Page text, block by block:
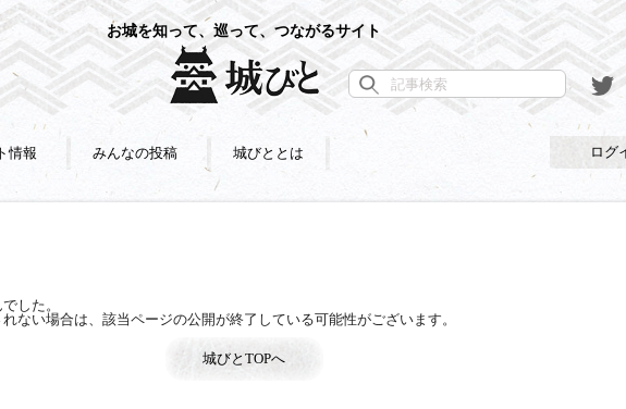
お城を知って、巡って、つながるサイト
情報 みんなの投稿 城びととは ログ
した。
ない場合は、該当ページの公開が終了している可能性がございます。
城びとTOPへ